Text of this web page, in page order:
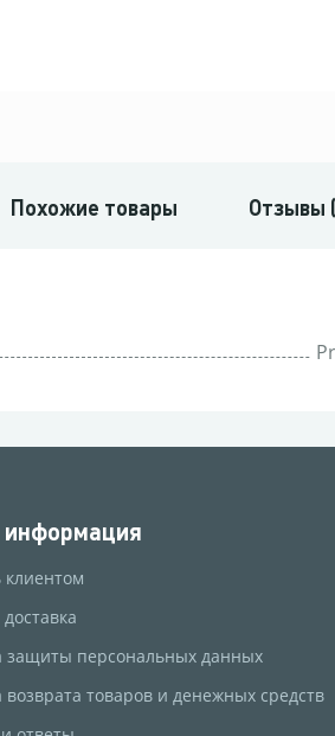
Похожие товары Отзывы
клиентом
защиты персональных данных
возврата товаров и денежных средств